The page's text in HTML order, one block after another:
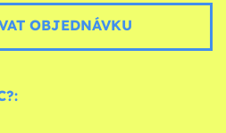
OBJEDNÁVKU